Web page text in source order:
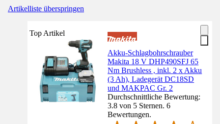
Artikelliste überspringen
Top Artikel
Akku-Schlagbohrschrauber
Makita 18 V DHP490SFJ 65
Nm Brushless , inkl. 2 x Akku
(3 Ah), Ladegerät DC18SD
und MAKPAC Gr. 2
Durchschnittliche Bewertung:
3.8 von 5 Sternen. 6
Bewertungen.